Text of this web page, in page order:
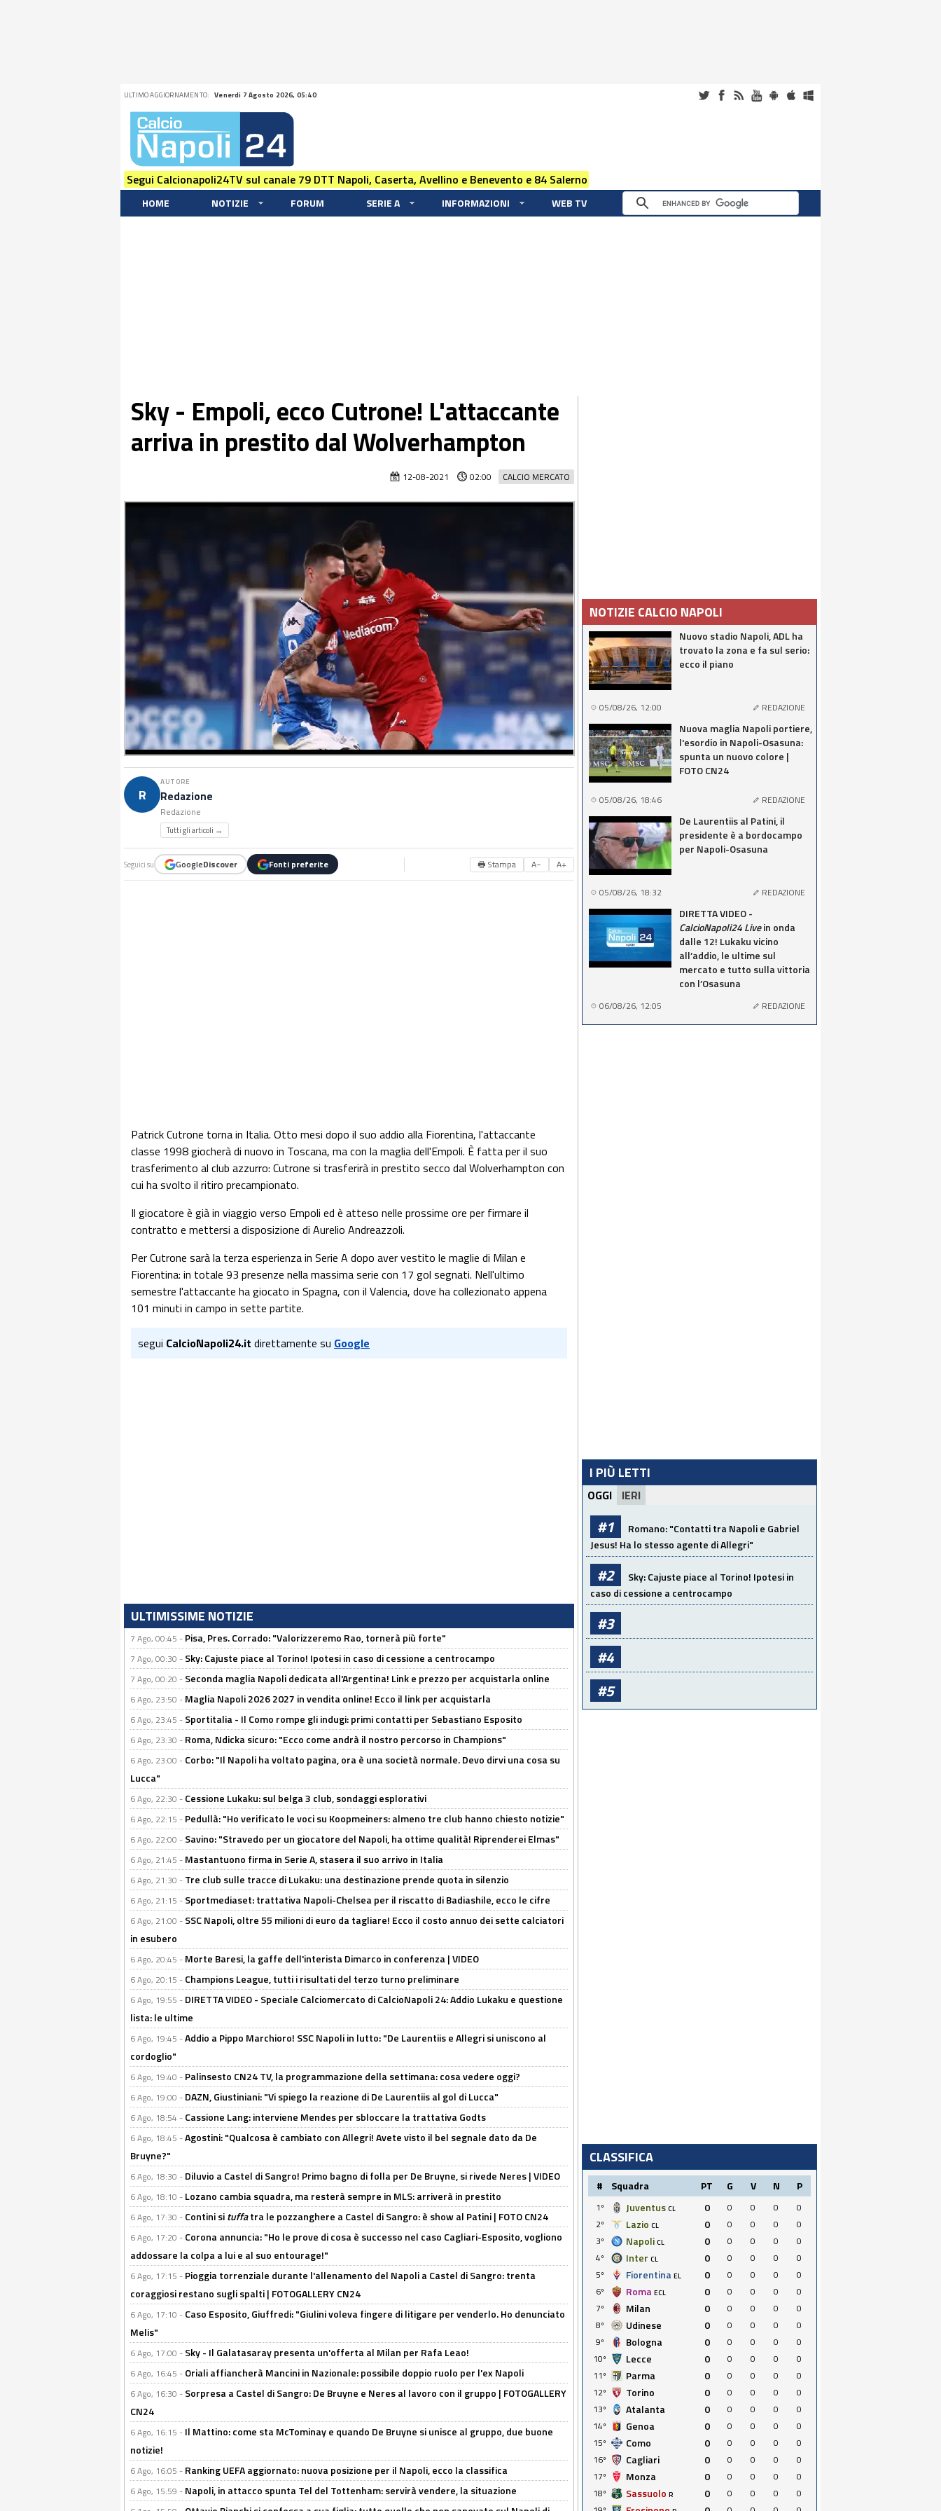
ULTIMO AGGIORNAMENTO: Venerdi 7 Agosto 2026, 05:40
Segui Calcionapoli24TV sul canale 79 DTT Napoli, Caserta, Avellino e Benevento e 84 Salerno
HOME NOTIZIE FORUM SERIE A INFORMAZIONI WEB TV
Sky - Empoli, ecco Cutrone! L'attaccante
arriva in prestito dal Wolverhampton
CALCIO MERCATO
12-08-2021 02:00
R
AUTORE
Redazione
Redazione
Tutti gli articoli →
Seguici su GoogleDiscover Fonti preferite 🖶 Stampa A− A+
Patrick Cutrone torna in Italia. Otto mesi dopo il suo addio alla Fiorentina, l'attaccante
classe 1998 giocherà di nuovo in Toscana, ma con la maglia dell'Empoli. È fatta per il suo
trasferimento al club azzurro: Cutrone si trasferirà in prestito secco dal Wolverhampton con
cui ha svolto il ritiro precampionato.
Il giocatore è già in viaggio verso Empoli ed è atteso nelle prossime ore per firmare il
contratto e mettersi a disposizione di Aurelio Andreazzoli.
Per Cutrone sarà la terza esperienza in Serie A dopo aver vestito le maglie di Milan e
Fiorentina: in totale 93 presenze nella massima serie con 17 gol segnati. Nell'ultimo
semestre l'attaccante ha giocato in Spagna, con il Valencia, dove ha collezionato appena
101 minuti in campo in sette partite.
segui CalcioNapoli24.it direttamente su Google
ULTIMISSIME NOTIZIE
7 Ago, 00:45 - Pisa, Pres. Corrado: "Valorizzeremo Rao, tornerà più forte"
7 Ago, 00:30 - Sky: Cajuste piace al Torino! Ipotesi in caso di cessione a centrocampo
7 Ago, 00:20 - Seconda maglia Napoli dedicata all'Argentina! Link e prezzo per acquistarla online
6 Ago, 23:50 - Maglia Napoli 2026 2027 in vendita online! Ecco il link per acquistarla
6 Ago, 23:45 - Sportitalia - Il Como rompe gli indugi: primi contatti per Sebastiano Esposito
6 Ago, 23:30 - Roma, Ndicka sicuro: "Ecco come andrà il nostro percorso in Champions"
6 Ago, 23:00 - Corbo: "Il Napoli ha voltato pagina, ora è una società normale. Devo dirvi una cosa su
Lucca"
6 Ago, 22:30 - Cessione Lukaku: sul belga 3 club, sondaggi esplorativi
6 Ago, 22:15 - Pedullà: "Ho verificato le voci su Koopmeiners: almeno tre club hanno chiesto notizie"
6 Ago, 22:00 - Savino: "Stravedo per un giocatore del Napoli, ha ottime qualità! Riprenderei Elmas"
6 Ago, 21:45 - Mastantuono firma in Serie A, stasera il suo arrivo in Italia
6 Ago, 21:30 - Tre club sulle tracce di Lukaku: una destinazione prende quota in silenzio
6 Ago, 21:15 - Sportmediaset: trattativa Napoli-Chelsea per il riscatto di Badiashile, ecco le cifre
6 Ago, 21:00 - SSC Napoli, oltre 55 milioni di euro da tagliare! Ecco il costo annuo dei sette calciatori
in esubero
6 Ago, 20:45 - Morte Baresi, la gaffe dell'interista Dimarco in conferenza | VIDEO
6 Ago, 20:15 - Champions League, tutti i risultati del terzo turno preliminare
6 Ago, 19:55 - DIRETTA VIDEO - Speciale Calciomercato di CalcioNapoli 24: Addio Lukaku e questione
lista: le ultime
6 Ago, 19:45 -Addio a Pippo Marchioro! SSC Napoli in lutto: "De Laurentiis e Allegri si uniscono al
cordoglio"
6 Ago, 19:40 - Palinsesto CN24 TV, la programmazione della settimana: cosa vedere oggi?
6 Ago, 19:00 - DAZN, Giustiniani: "Vi spiego la reazione di De Laurentiis al gol di Lucca"
6 Ago, 18:54 - Cassione Lang: interviene Mendes per sbloccare la trattativa Godts
6 Ago, 18:45 -Agostini: "Qualcosa è cambiato con Allegri! Avete visto il bel segnale dato da De
Bruyne?"
6 Ago, 18:30 - Diluvio a Castel di Sangro! Primo bagno di folla per De Bruyne, si rivede Neres | VIDEO
6 Ago, 18:10 - Lozano cambia squadra, ma resterà sempre in MLS: arriverà in prestito
6 Ago, 17:30 - Contini situffatra le pozzanghere a Castel di Sangro: è show al Patini | FOTO CN24
6 Ago, 17:20 - Corona annuncia: "Ho le prove di cosa è successo nel caso Cagliari-Esposito, vogliono
addossare la colpa a lui e al suo entourage!"
6 Ago, 17:15 - Pioggia torrenziale durante l'allenamento del Napoli a Castel di Sangro: trenta
coraggiosi restano sugli spalti | FOTOGALLERY CN24
6 Ago, 17:10 - Caso Esposito, Giuffredi: "Giulini voleva fingere di litigare per venderlo. Ho denunciato
Melis"
6 Ago, 17:00 - Sky - Il Galatasaray presenta un'offerta al Milan per Rafa Leao!
6 Ago, 16:45 - Oriali affiancherà Mancini in Nazionale: possibile doppio ruolo per l'ex Napoli
6 Ago, 16:30 - Sorpresa a Castel di Sangro: De Bruyne e Neres al lavoro con il gruppo | FOTOGALLERY
CN24
6 Ago, 16:15 - Il Mattino: come sta McTominay e quando De Bruyne si unisce al gruppo, due buone
notizie!
6 Ago, 16:05 - Ranking UEFA aggiornato: nuova posizione per il Napoli, ecco la classifica
6 Ago, 15:59 - Napoli, in attacco spunta Tel del Tottenham: servirà vendere, la situazione
NOTIZIE CALCIO NAPOLI
Nuovo stadio Napoli, ADL ha
trovato la zona e fa sul serio:
ecco il piano
05/08/26, 12:00 REDAZIONE
Nuova maglia Napoli portiere,
l'esordio in Napoli-Osasuna:
spunta un nuovo colore |
FOTO CN24
05/08/26, 18:46 REDAZIONE
De Laurentiis al Patini, il
presidente è a bordocampo
per Napoli-Osasuna
05/08/26, 18:32 REDAZIONE
DIRETTA VIDEO -
CalcioNapoli24 Livein onda
dalle 12! Lukaku vicino
all’addio, le ultime sul
mercato e tutto sulla vittoria
con l’Osasuna
06/08/26, 12:05 REDAZIONE
I PIÙ LETTI
OGGI IERI
#1
Romano: "Contatti tra Napoli e Gabriel
Jesus! Ha lo stesso agente di Allegri"
#2
Sky: Cajuste piace al Torino! Ipotesi in
caso di cessione a centrocampo
#3
#4
#5
CLASSIFICA
# Squadra PT G V N P
1º Juventus CL 0 0 0 0
0
2º
Lazio CL 0 0 0 0
0
3º
Napoli CL 0 0 0 0
0
4º
Inter CL 0 0 0 0
0
5º
Fiorentina EL 0 0 0 0
0
6º
Roma ECL 0 0 0 0
0
7º
Milan 0 0 0 0
0
8º
Udinese 0 0 0 0
0
9º
Bologna 0 0 0 0
0
10º
Lecce 0 0 0 0
0
11º
Parma 0 0 0 0
0
12º
Torino 0 0 0 0
0
13º
Atalanta 0 0 0 0
0
14º
Genoa 0 0 0 0
0
15º
Como 0 0 0 0
0
16º
Cagliari 0 0 0 0
0
17º
Monza 0 0 0 0
0
18º
Sassuolo R 0 0 0 0
0